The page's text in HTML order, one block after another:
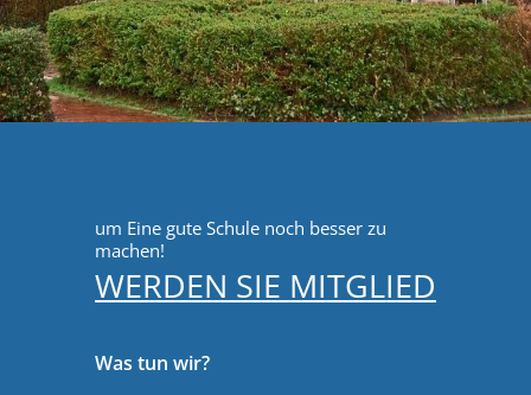
um Eine gute Schule noch besser zu
machen!
WERDEN SIE MITGLIED
Was tun wir?